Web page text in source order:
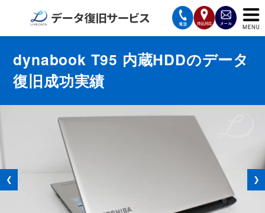
復旧費用と納期
サービスの流れ
対応メディア
データ復旧事例
お客様の声
dynabook T95 内蔵HDDのデータ
復旧成功実績
❮ ❯